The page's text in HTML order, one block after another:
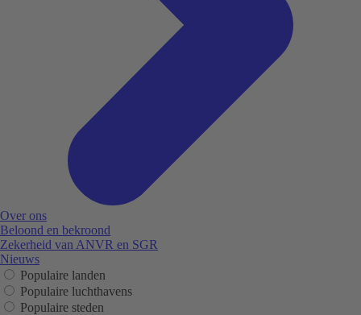
Over ons
Beloond en bekroond
Zekerheid van ANVR en SGR
Nieuws
Populaire landen
Populaire luchthavens
Populaire steden